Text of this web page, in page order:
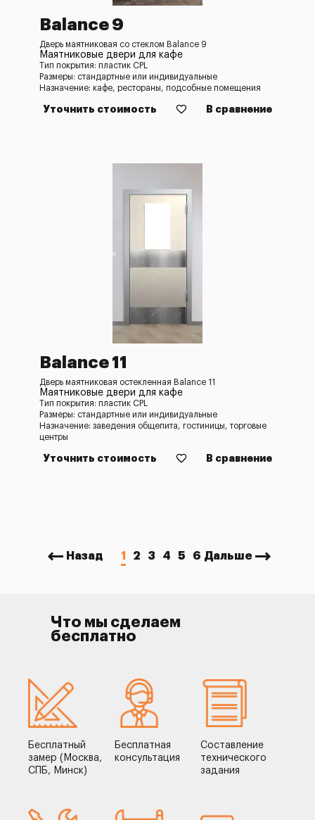
Balance 9
Дверь маятниковая со стеклом Balance 9
Маятниковые двери для кафе
Тип покрытия: пластик CPL
Размеры: стандартные или индивидуальные
Назначение: кафе, рестораны, подсобные помещения
Уточнить стоимость В сравнение
Balance 11
Дверь маятниковая остекленная Balance 11
Маятниковые двери для кафе
Тип покрытия: пластик CPL
Размеры: стандартные или индивидуальные
Назначение: заведения общепита, гостиницы, торговые
центры
Уточнить стоимость В сравнение
Назад 1 2 3 4 5 6 Дальше
Что мы сделаем
бесплатно
Бесплатный
замер (Москва,
СПБ, Минск)
Бесплатная
консультация
Составление
технического
задания